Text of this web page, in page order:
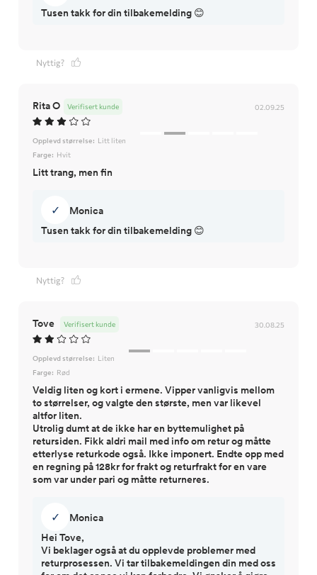
Tusen takk for din tilbakemelding 😊
Nyttig?
Rita O 02.09.25
Verifisert kunde
Opplevd størrelse: Litt liten
Farge: Hvit
Litt trang, men fin
✓
Monica
Nyttig?
Tove 30.08.25
Verifisert kunde
Opplevd størrelse: Liten
Farge: Rød
Veldig liten og kort i ermene. Vipper vanligvis mellom
to størrelser, og valgte den største, men var likevel
altfor liten.
Utrolig dumt at de ikke har en byttemulighet på
retursiden. Fikk aldri mail med info om retur og måtte
etterlyse returkode også. Ikke imponert. Endte opp med
en regning på 128kr for frakt og returfrakt for en vare
som var under pari og måtte returneres.
✓
Monica
Hei Tove,
Vi beklager også at du opplevde problemer med
returprosessen. Vi tar tilbakemeldingen din med oss